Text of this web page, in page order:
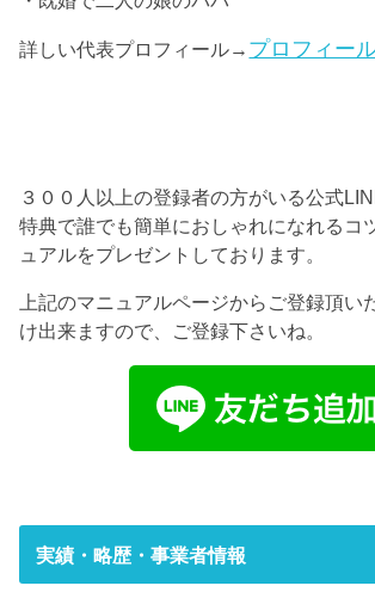
詳しい代表プロフィール→ プロフィー
３００人以上の登録者の方がいる公式
特典で誰でも簡単におしゃれになれるコ
ュアルをプレゼントしております。
上記のマニュアルページからご登録頂い
け出来ますので、ご登録下さいね。
実績・略歴・事業者情報